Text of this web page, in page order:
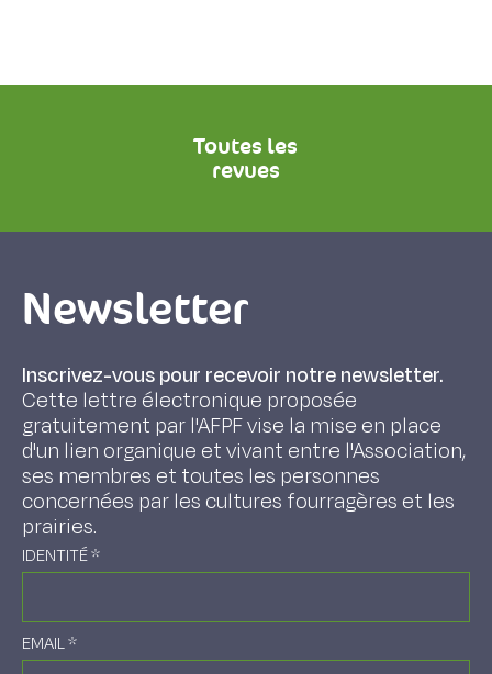
Toutes les
revues
Newsletter
Inscrivez-vous pour recevoir notre newsletter.
Cette lettre électronique proposée
gratuitement par l'AFPF vise la mise en place
d'un lien organique et vivant entre l'Association,
ses membres et toutes les personnes
concernées par les cultures fourragères et les
prairies.
IDENTITÉ*
EMAIL*